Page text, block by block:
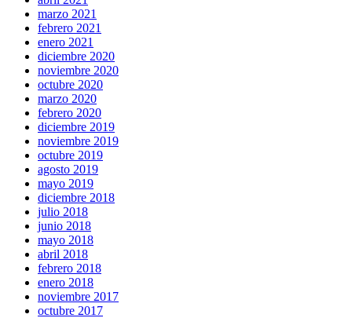
marzo 2021
febrero 2021
enero 2021
diciembre 2020
noviembre 2020
octubre 2020
marzo 2020
febrero 2020
diciembre 2019
noviembre 2019
octubre 2019
agosto 2019
mayo 2019
diciembre 2018
julio 2018
junio 2018
mayo 2018
abril 2018
febrero 2018
enero 2018
noviembre 2017
octubre 2017